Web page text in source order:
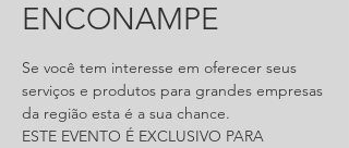
ENCONAMPE
Se você tem interesse em oferecer seus
serviços e produtos para grandes empresas
da região esta é a sua chance.
ESTE EVENTO É EXCLUSIVO PARA